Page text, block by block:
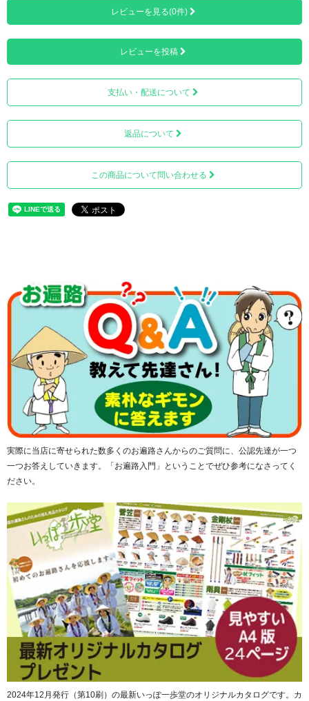
内部に収納できる雨よけカバーが付属。
レビューを見る(0件)
レビューを投稿
支払い・配送について
返品について
この商品について問い合わせる
実際に当店に寄せられた数多くのお遍路さんからのご質問に、公認先達が一つ
一つお答えしていきます。「お遍路入門」ということでぜひ参考になさってく
ださい。
2024年12月発行（第10刷）の最新いっぽ一歩堂のオリジナルカタログです。カ